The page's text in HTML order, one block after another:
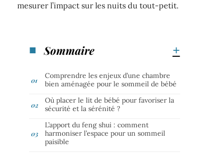
mesurer l’impact sur les nuits du tout-petit.
Sommaire
Comprendre les enjeux d’une chambre
bien aménagée pour le sommeil de bébé
Où placer le lit de bébé pour favoriser la
sécurité et la sérénité ?
L’apport du feng shui : comment
harmoniser l’espace pour un sommeil
paisible